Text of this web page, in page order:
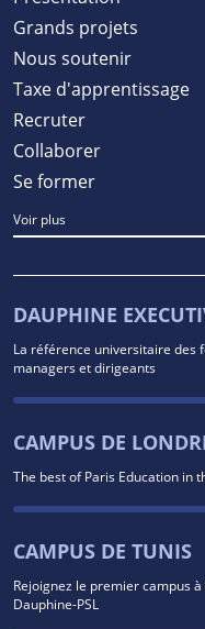
Grands projets
Nous soutenir
Taxe d'apprentissage
Recruter
Collaborer
Se former
Voir plus
DAUPHINE
La référence universitaire des
managers et dirigeants
CAMPUS DE
The best of Paris Education in
CAMPUS DE TUNIS
Rejoignez le premier campus
Dauphine-PSL